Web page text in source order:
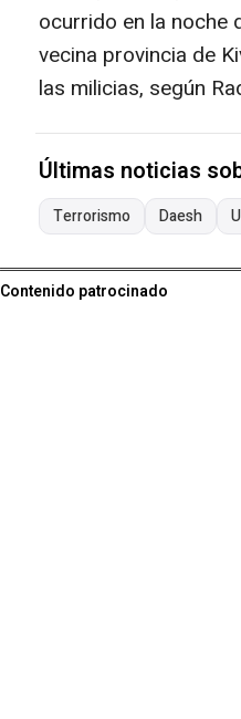
ocurrido en la noche
vecina provincia de
las milicias, según
Últimas noticias
Terrorismo Daesh
Contenido patrocinado